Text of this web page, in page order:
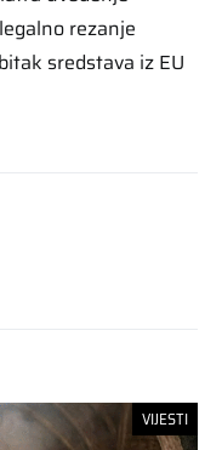
rezanje
sredstava iz EU
VIJESTI